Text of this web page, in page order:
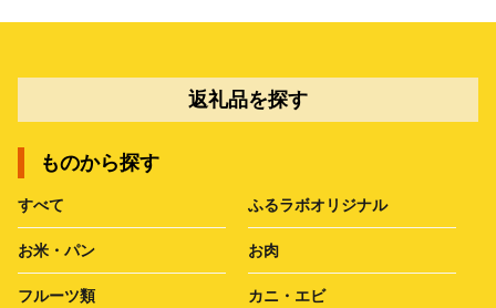
返礼品を探す
ものから探す
すべて ふるラボオリジナル
お米・パン お肉
フルーツ類 カニ・エビ